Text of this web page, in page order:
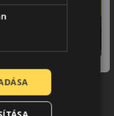
irányíthatóság
és